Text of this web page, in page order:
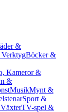
&
Böcker &
Kameror &
&
MusikMynt &
Sport &
TV-spel &